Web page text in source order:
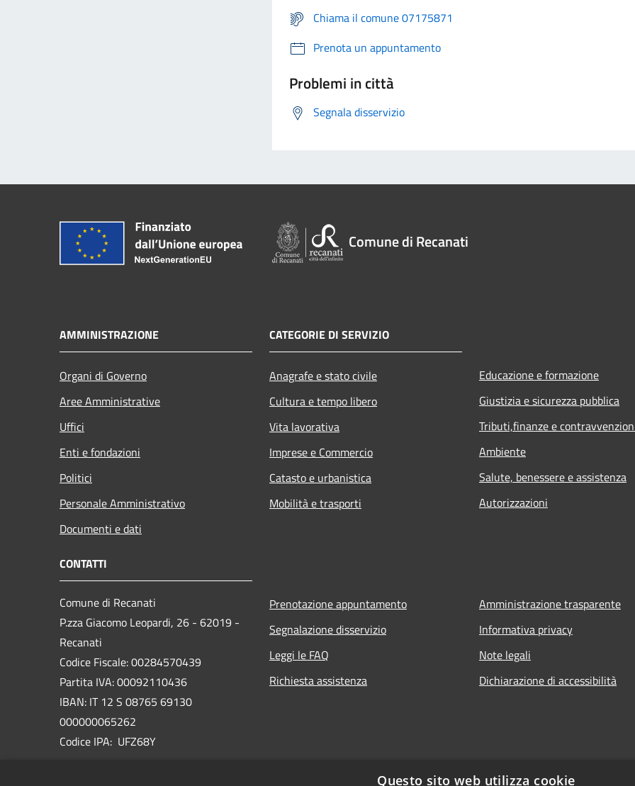
Chiama il comune 07175871
Prenota un appuntamento
Problemi in città
Segnala disservizio
Comune di Recanati
AMMINISTRAZIONE
Organi di Governo
Aree Amministrative
Uffici
Enti e fondazioni
Politici
Personale Amministrativo
Documenti e dati
CATEGORIE DI SERVIZIO
Anagrafe e stato civile
Cultura e tempo libero
Vita lavorativa
Imprese e Commercio
Catasto e urbanistica
Mobilità e trasporti
Educazione e formazione
Giustizia e sicurezza pubblica
Tributi,finanze e
Ambiente
Salute, benessere e assistenza
Autorizzazioni
CONTATTI
Comune di Recanati
P.zza Giacomo Leopardi, 26 - 62019 -
Recanati
Codice Fiscale: 00284570439
Partita IVA: 00092110436
IBAN: IT 12 S 08765 69130
000000065262
Codice IPA: UFZ68Y
Prenotazione appuntamento
Segnalazione disservizio
Leggi le FAQ
Richiesta assistenza
Amministrazione trasparente
Informativa privacy
Note legali
Dichiarazione di accessibilità
Questo sito web utilizza cookie